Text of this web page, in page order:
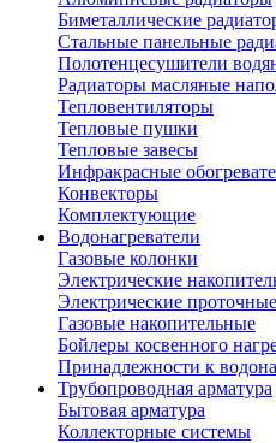
Биметаллические
Стальные панельные
Полотенцесушители
Радиаторы масляные
Тепловентиляторы
Тепловые пушки
Тепловые завесы
Инфракрасные
Конвекторы
Комплектующие
Водонагреватели
Газовые колонки
Электрические
Электрические проточные
Газовые накопительные
Бойлеры косвенного
Принадлежности к
Трубопроводная арматура
Бытовая арматура
Коллекторные системы